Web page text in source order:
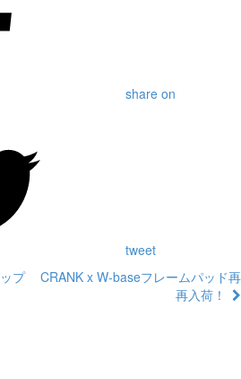
share on
tweet
プ
CRANK x W-baseフレームパッド再
再入荷！